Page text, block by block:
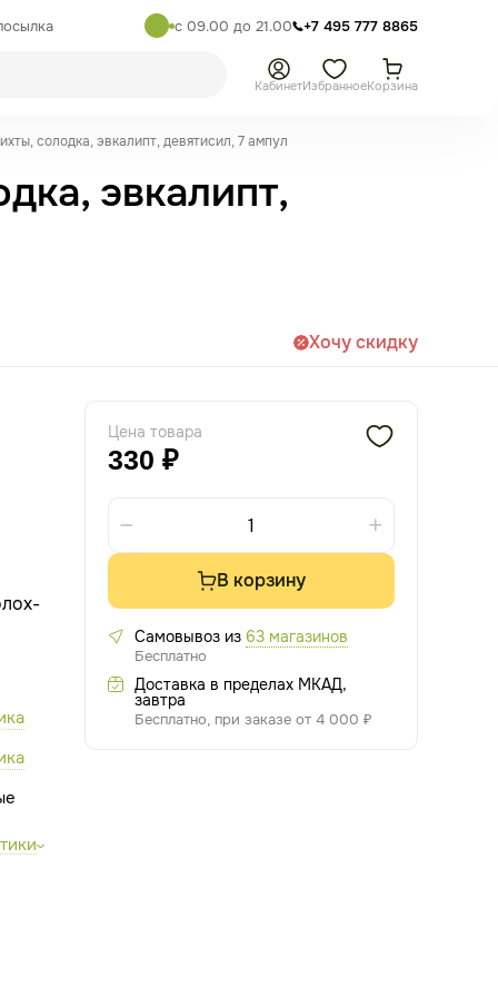
с 09.00 до 21.00 +7 495 777 8865
КабинетИзбранноеКорзина
солодка, эвкалипт, девятисил, 7 ампул
эвкалипт,
Хочу скидку
Цена товара
330 ₽
В корзину
Самовывоз из 63 магазинов
Бесплатно
Доставка в пределах МКАД,
завтра
Бесплатно, при заказе от 4 000 ₽